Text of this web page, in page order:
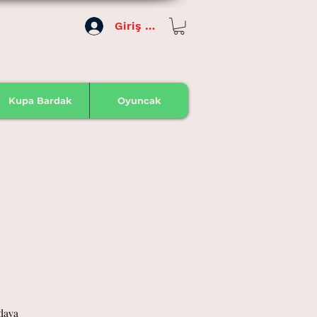
Giriş Yap
Kupa Bardak Oyuncak